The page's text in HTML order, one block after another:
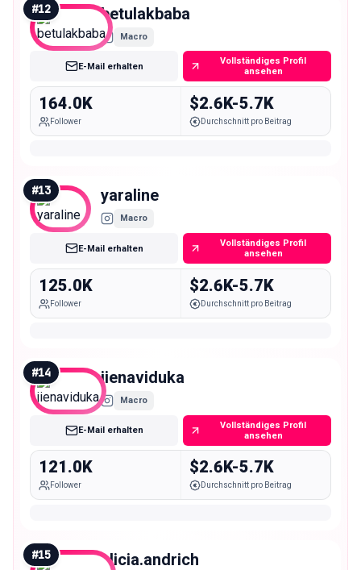
#12 betulakbaba
Macro
E-Mail erhalten
Vollständiges Profil
ansehen
164.0K
Follower
$2.6K-5.7K
Durchschnitt pro Beitrag
#13 yaraline
Macro
E-Mail erhalten
Vollständiges Profil
ansehen
125.0K
Follower
$2.6K-5.7K
Durchschnitt pro Beitrag
#14 jienaviduka
Macro
E-Mail erhalten
Vollständiges Profil
ansehen
121.0K
Follower
$2.6K-5.7K
Durchschnitt pro Beitrag
#15 alicia.andrich